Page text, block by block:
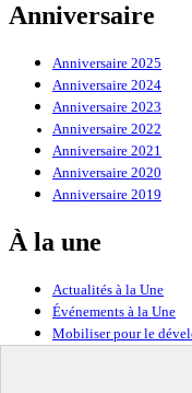
Anniversaire
Anniversaire 2025
Anniversaire 2024
Anniversaire 2023
Anniversaire 2022
Anniversaire 2021
Anniversaire 2020
Anniversaire 2019
À la une
Actualités à la Une
Événements à la Une
Mobiliser pour le